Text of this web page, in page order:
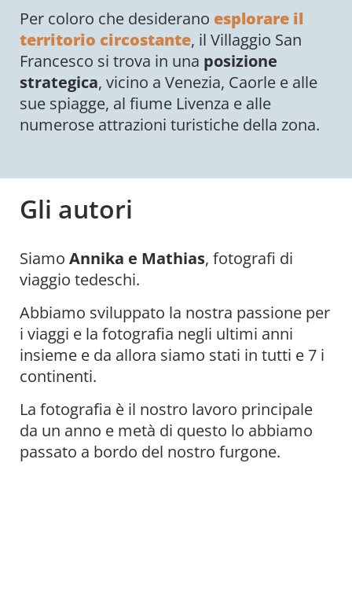
Per coloro che desiderano esplorare il
territorio circostante, il Villaggio San
Francesco si trova in una posizione
strategica, vicino a Venezia, Caorle e alle
sue spiagge, al fiume Livenza e alle
numerose attrazioni turistiche della zona.
Gli autori
Siamo Annika e Mathias, fotografi di
viaggio tedeschi.
Abbiamo sviluppato la nostra passione per
i viaggi e la fotografia negli ultimi anni
insieme e da allora siamo stati in tutti e 7 i
continenti.
La fotografia è il nostro lavoro principale
da un anno e metà di questo lo abbiamo
passato a bordo del nostro furgone.